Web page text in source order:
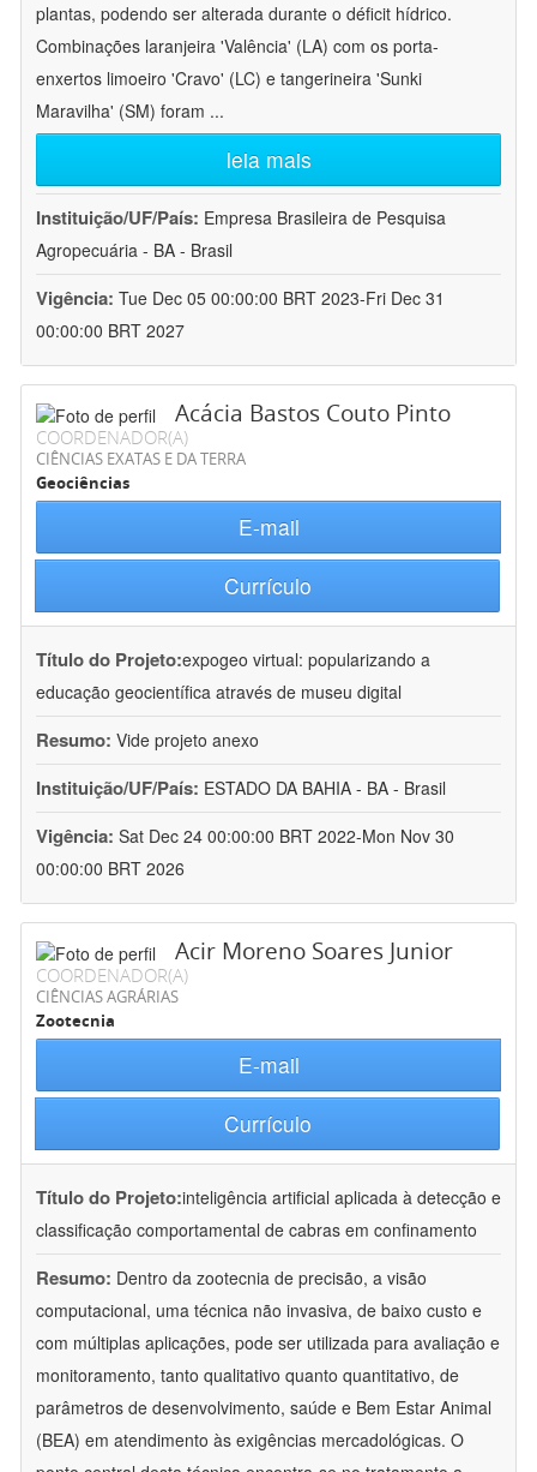
plantas, podendo ser alterada durante o déficit hídrico.
Combinações laranjeira 'Valência' (LA) com os porta-
enxertos limoeiro 'Cravo' (LC) e tangerineira 'Sunki
Maravilha' (SM) foram ...
leia mais
Instituição/UF/País: Empresa Brasileira de Pesquisa
Agropecuária - BA - Brasil
Vigência: Tue Dec 05 00:00:00 BRT 2023-Fri Dec 31
00:00:00 BRT 2027
Acácia Bastos Couto Pinto
COORDENADOR(A)
CIÊNCIAS EXATAS E DA TERRA
Geociências
E-mail
Currículo
Título do Projeto:expogeo virtual: popularizando a
educação geocientífica através de museu digital
Resumo: Vide projeto anexo
Instituição/UF/País: ESTADO DA BAHIA - BA - Brasil
Vigência: Sat Dec 24 00:00:00 BRT 2022-Mon Nov 30
00:00:00 BRT 2026
Acir Moreno Soares Junior
COORDENADOR(A)
CIÊNCIAS AGRÁRIAS
Zootecnia
E-mail
Currículo
Título do Projeto:inteligência artificial aplicada à detecção e
classificação comportamental de cabras em confinamento
Resumo: Dentro da zootecnia de precisão, a visão
computacional, uma técnica não invasiva, de baixo custo e
com múltiplas aplicações, pode ser utilizada para avaliação e
monitoramento, tanto qualitativo quanto quantitativo, de
parâmetros de desenvolvimento, saúde e Bem Estar Animal
(BEA) em atendimento às exigências mercadológicas. O